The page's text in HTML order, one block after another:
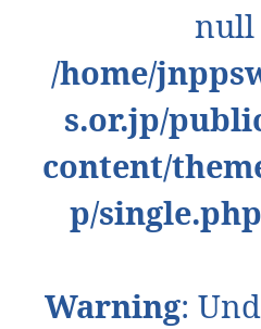
/home/
s.or.jp/
content/
p/single.php
Warning: